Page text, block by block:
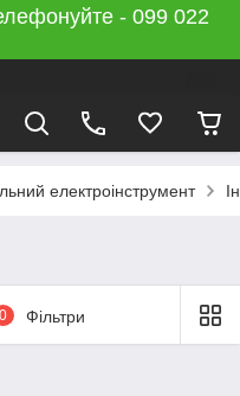
- 099 022
електроінструмент
0 Фільтри